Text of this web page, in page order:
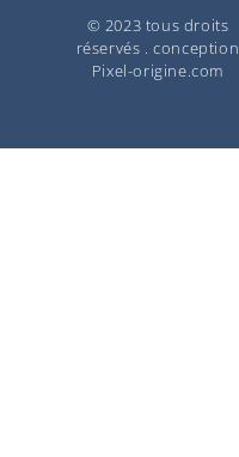
© 2023 tous droits
réservés . conception
Pixel-origine.com